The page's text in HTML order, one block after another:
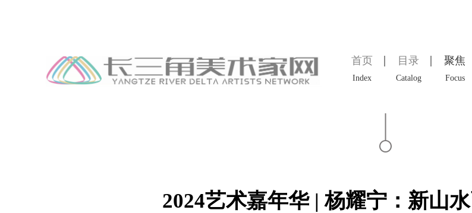
首页
Index
目录
Catalog
聚焦
Focus
2024艺术嘉年华 | 杨耀宁：新山